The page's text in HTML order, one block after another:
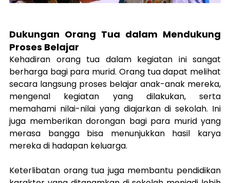
Dukungan Orang Tua dalam Mendukung
Proses Belajar
Kehadiran orang tua dalam kegiatan ini sangat
berharga bagi para murid. Orang tua dapat melihat
secara langsung proses belajar anak-anak mereka,
mengenal kegiatan yang dilakukan, serta
memahami nilai-nilai yang diajarkan di sekolah. Ini
juga memberikan dorongan bagi para murid yang
merasa bangga bisa menunjukkan hasil karya
mereka di hadapan keluarga.
Keterlibatan orang tua juga membantu pendidikan